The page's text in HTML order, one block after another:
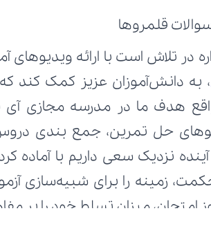
قلمروها
امتحان، میزان تسلط خود را بر